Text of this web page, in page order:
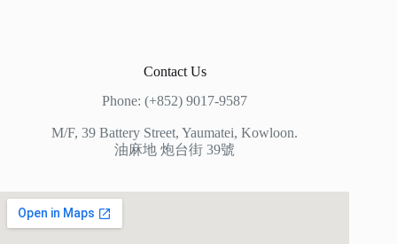
Contact Us
Phone: (+852) 9017-9587
M/F, 39 Battery Street, Yaumatei, Kowloon.
油麻地 炮台街 39號